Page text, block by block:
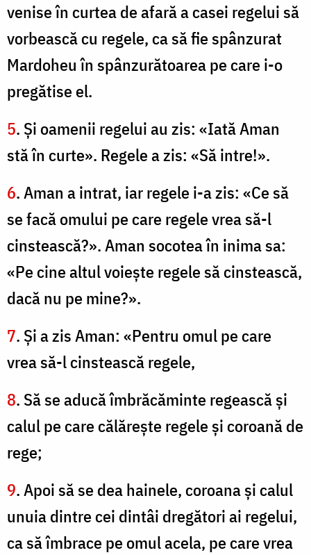
venise în curtea de afară a casei regelui să
vorbească cu regele, ca să fie spânzurat
Mardoheu în spânzurătoarea pe care i-o
pregătise el.
5. Şi oamenii regelui au zis: «Iată Aman
stă în curte». Regele a zis: «Să intre!».
6. Aman a intrat, iar regele i-a zis: «Ce să
se facă omului pe care regele vrea să-l
cinstească?». Aman socotea în inima sa:
«Pe cine altul voieşte regele să cinstească,
dacă nu pe mine?».
7. Şi a zis Aman: «Pentru omul pe care
vrea să-l cinstească regele,
8. Să se aducă îmbrăcăminte regească şi
calul pe care călăreşte regele şi coroană de
rege;
9. Apoi să se dea hainele, coroana şi calul
unuia dintre cei dintâi dregători ai regelui,
ca să îmbrace pe omul acela, pe care vrea